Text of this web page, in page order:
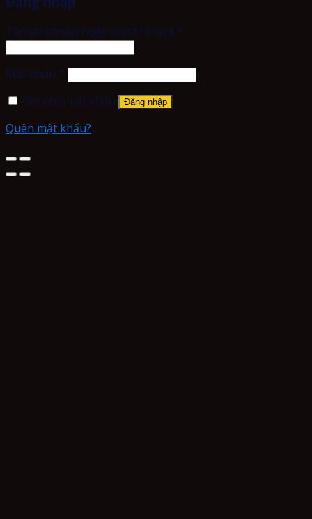
Tên tài khoản hoặc địa chỉ email *
Mật khẩu *
Ghi nhớ mật khẩu
Đăng nhập
Quên mật khẩu?